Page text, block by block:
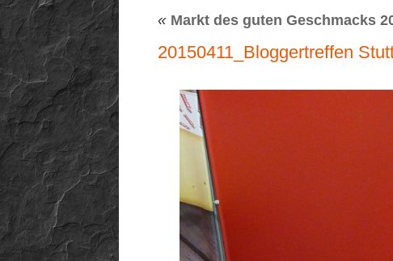
« Markt des guten Geschmacks
20150411_Bloggertreffen